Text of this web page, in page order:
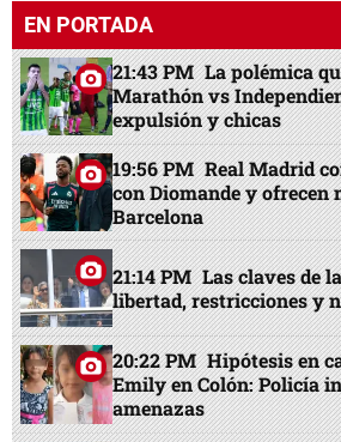
EN PORTADA
21:43 PM La polémica
Marathón vs
expulsión y chicas
19:56 PM Real Madrid
con Diomande y ofrecen
Barcelona
21:14 PM Las claves de
libertad, restricciones y
20:22 PM Hipótesis en
Emily en Colón: Policía
amenazas